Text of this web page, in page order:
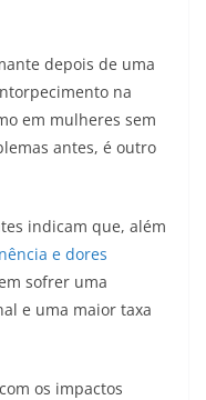
depois de uma
na
em mulheres sem
antes, é outro
indicam que, além
e dores
sofrer uma
e uma maior taxa
os impactos